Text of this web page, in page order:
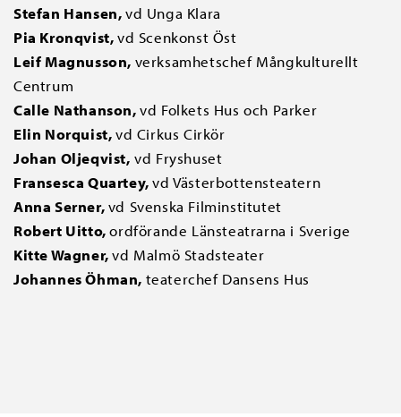
Stefan Hansen,vd Unga Klara
Pia Kronqvist,vd Scenkonst Öst
Leif Magnusson, verksamhetschef Mångkulturellt
Centrum
Calle Nathanson,vd Folkets Hus och Parker
Elin Norquist,vd Cirkus Cirkör
Johan Oljeqvist, vd Fryshuset
Fransesca Quartey,vd Västerbottensteatern
Anna Serner,vd Svenska Filminstitutet
Robert Uitto,ordförande Länsteatrarna i Sverige
Kitte Wagner,vd Malmö Stadsteater
Johannes Öhman, teaterchef Dansens Hus